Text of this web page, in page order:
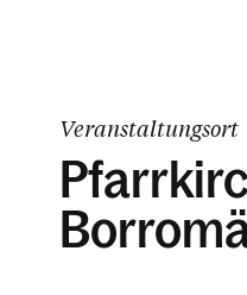
Veranstaltungsort